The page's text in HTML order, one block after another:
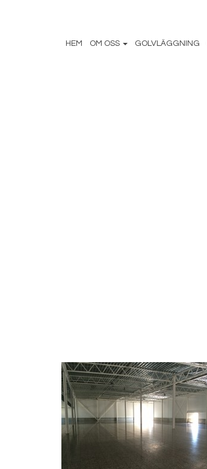
HEM OM OSS GOLVLÄGGNING